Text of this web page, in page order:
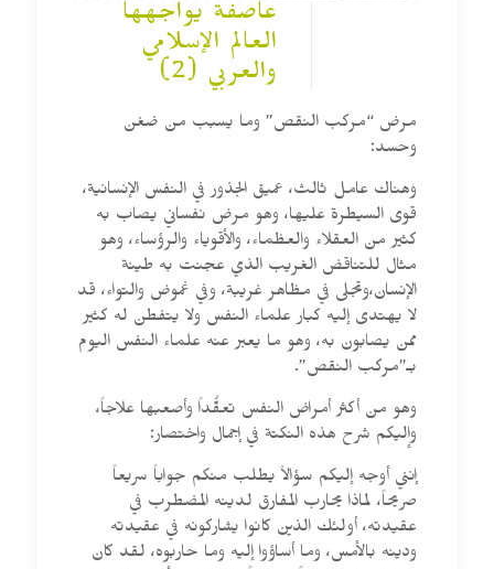
عاصفة يواجهها
العالم الإسلامي
والعربي (2)
مرض “مركب النقص” وما يسبب من ضغن
وحسد:
وهناك عامل ثالث، عميق الجذور في النفس الإنسانية،
قوى السيطرة عليها، وهو مرض نفساني يصاب به
كثير من العقلاء والعظماء، والأقوياء والرؤساء، وهو
مثال للتناقض الغريب الذي عجنت به طينة
الإنسان،وتجلى في مظاهر غريبة، وفي غموض والتواء، قد
لا يهتدى إليه كبار علماء النفس ولا يتفطن له كثير
ممن يصابون به، وهو ما يعبر عنه علماء النفس اليوم
بـ”مركب النقص”.
وهو من أكثر أمراض النفس تعقُّداً وأصعبها علاجاً،
وإليكم شرح هذه النكتة في إجمال واختصار:
إنني أوجه إليكم سؤالاً يطلب منكم جواباً سريعاً
صريحاً، لماذا يحارب المفارق لدينه المضطرب في
عقيدته، أولئك الذين كانوا يشاركونه في عقيدته
ودينه بالأمس، وما أساؤوا إليه وما حاربوه، لقد كان